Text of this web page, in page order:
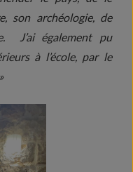
son archéologie, de
J’ai également pu
à l’école, par le